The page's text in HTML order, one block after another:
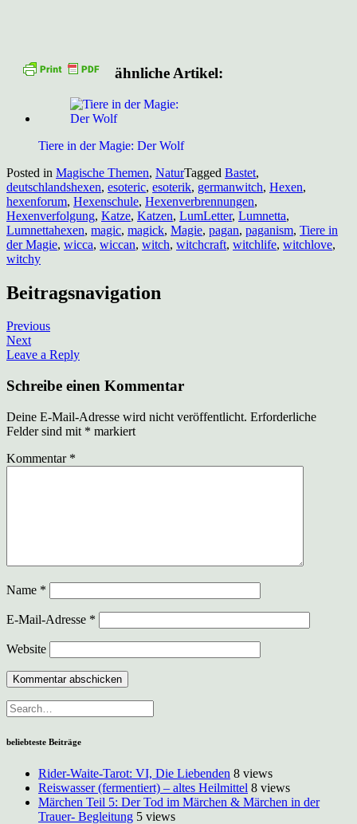
ähnliche Artikel:
Tiere in der Magie: Der Wolf
Posted in Magische Themen, NaturTagged Bastet,
deutschlandshexen, esoteric, esoterik, germanwitch, Hexen,
hexenforum, Hexenschule, Hexenverbrennungen,
Hexenverfolgung, Katze, Katzen, LumLetter, Lumnetta,
Lumnettahexen, magic, magick, Magie, pagan, paganism, Tiere in
der Magie, wicca, wiccan, witch, witchcraft, witchlife, witchlove,
witchy
Beitragsnavigation
Previous
Next
Leave a Reply
Schreibe einen Kommentar
Deine E-Mail-Adresse wird nicht veröffentlicht. Erforderliche
Felder sind mit * markiert
Kommentar *
Name *
E-Mail-Adresse *
Website
beliebteste Beiträge
Rider-Waite-Tarot: VI, Die Liebenden 8 views
Reiswasser (fermentiert) – altes Heilmittel 8 views
Märchen Teil 5: Der Tod im Märchen & Märchen in der
Trauer- Begleitung 5 views